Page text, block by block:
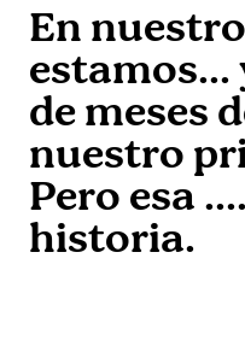
En
estamos...
de meses
nuestro
Pero esa
historia.